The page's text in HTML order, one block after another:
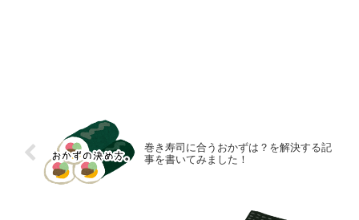
巻き寿司に合うおかずは？を解決する記
事を書いてみました！